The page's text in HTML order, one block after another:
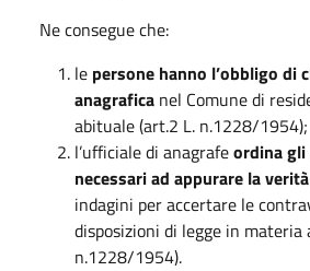
Ne consegue che:
le persone hanno l’obbligo di
anagrafica nel Comune di
abituale (art.2 L. n.1228/1954);
l’ufficiale di anagrafeordina gli
necessari ad appurare la
indagini per accertare le
disposizioni di legge in materia
n.1228/1954).